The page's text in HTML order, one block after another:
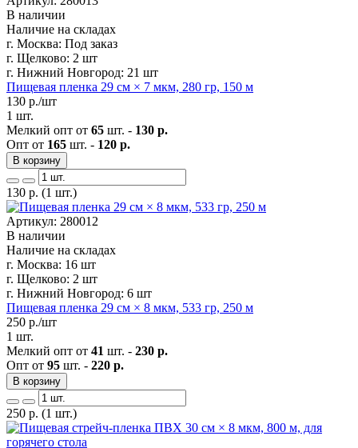
В наличии
Наличие на складах
г. Москва: Под заказ
г. Щелково: 2 шт
г. Нижний Новгород: 21 шт
Пищевая пленка 29 см × 7 мкм, 280 гр, 150 м
130 р./шт
1 шт.
Мелкий опт от 65 шт. - 130 р.
Опт от 165 шт. - 120 р.
В корзину
130 р. (1 шт.)
Артикул: 280012
В наличии
Наличие на складах
г. Москва: 16 шт
г. Щелково: 2 шт
г. Нижний Новгород: 6 шт
Пищевая пленка 29 см × 8 мкм, 533 гр, 250 м
250 р./шт
1 шт.
Мелкий опт от 41 шт. - 230 р.
Опт от 95 шт. - 220 р.
В корзину
250 р. (1 шт.)